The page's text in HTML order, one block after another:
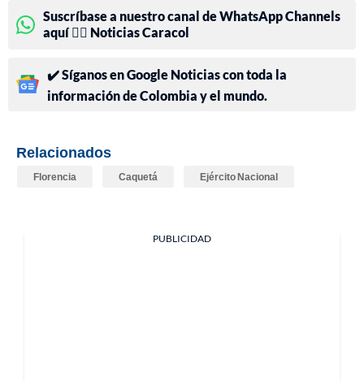
Suscríbase a nuestro canal de WhatsApp Channels
aquí 👉🏻 Noticias Caracol
✔️ Síganos en Google Noticias con toda la
información de Colombia y el mundo.
Relacionados
Florencia Caquetá Ejército Nacional
PUBLICIDAD